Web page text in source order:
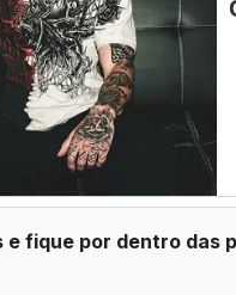
e fique por dentro